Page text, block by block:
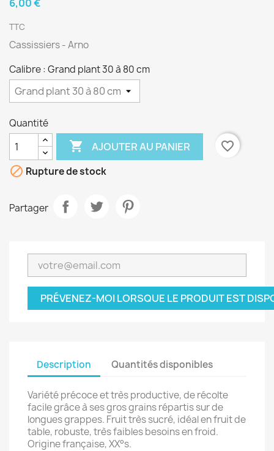
6,00 €
TTC
Cassissiers - Arno
Calibre : Grand plant 30 à 80 cm
Quantité
 AJOUTER AU PANIER
favorite_border
 Rupture de stock
Partager
PRÉVENEZ-MOI LORSQUE LE PRODUIT EST
Description Quantités disponibles
Variété précoce et très productive, de récolte
facile grâce à ses gros grains répartis sur de
longues grappes. Fruit très sucré, idéal en fruit de
table, robuste, très faibles besoins en froid.
Origine française, XX°s.